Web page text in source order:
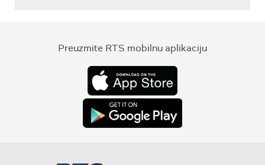
Preuzmite RTS mobilnu aplikaciju